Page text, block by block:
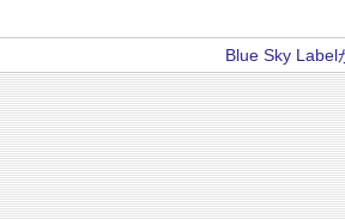
Blue Sky Label